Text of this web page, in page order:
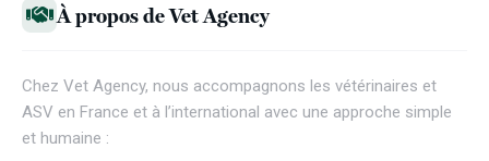
À propos de Vet Agency
Chez Vet Agency, nous accompagnons les vétérinaires et
ASV en France et à l’international avec une approche simple
et humaine :